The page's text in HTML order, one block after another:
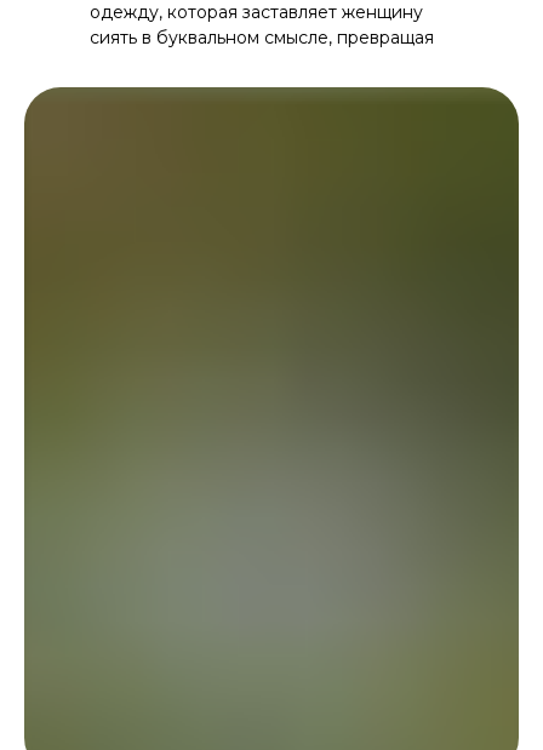
одежду, которая заставляет женщину
сиять в буквальном смысле, превращая